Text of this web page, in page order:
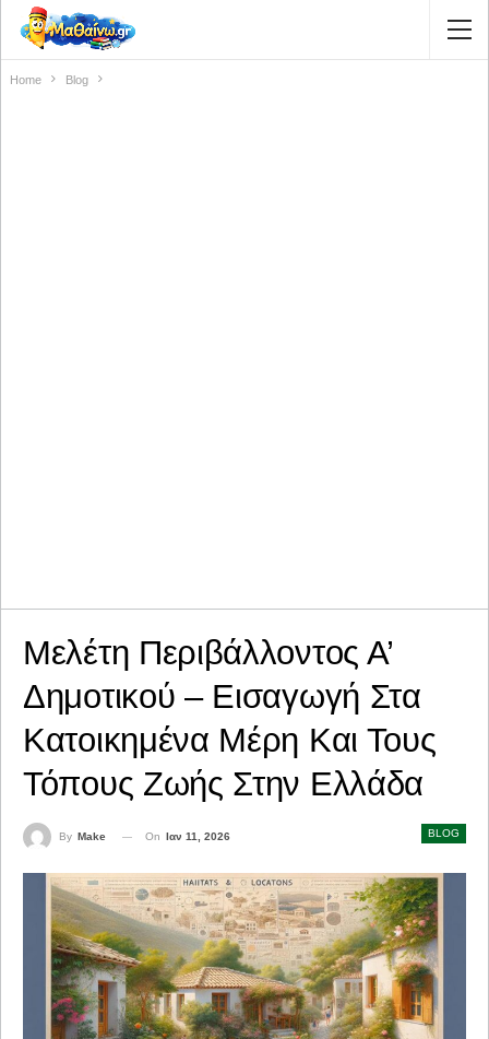
Home Blog
Μελέτη Περιβάλλοντος Α’
Δημοτικού – Εισαγωγή Στα
Κατοικημένα Μέρη Και Τους
Τόπους Ζωής Στην Ελλάδα
BLOG
By Make On Ιαν 11, 2026